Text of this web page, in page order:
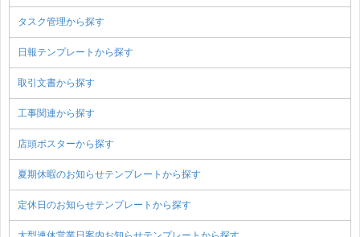
タスク管理から探す
日報テンプレートから探す
取引文書から探す
工事関連から探す
店頭ポスターから探す
夏期休暇のお知らせテンプレートから探す
定休日のお知らせテンプレートから探す